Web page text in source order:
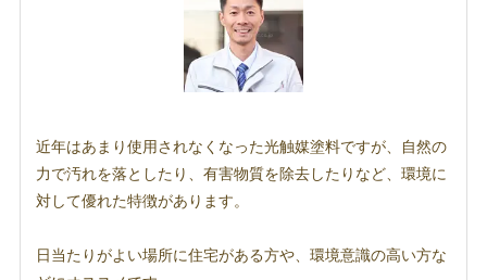
近年はあまり使用されなくなった光触媒塗料ですが、自然の
力で汚れを落としたり、有害物質を除去したりなど、環境に
対して優れた特徴があります。
日当たりがよい場所に住宅がある方や、環境意識の高い方な